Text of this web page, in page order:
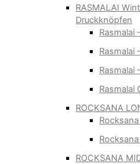
RASMALAI
Druckknöpfen
Rasmalai
Rasmalai
Rasmalai
Rasmalai
ROCKSANA
ROCKSANA